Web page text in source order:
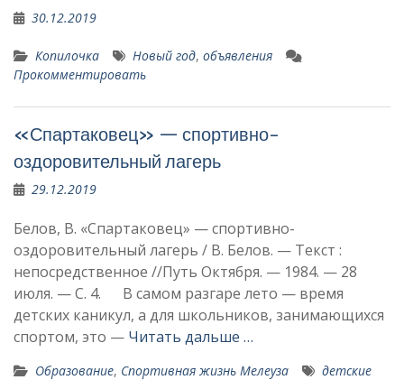
30.12.2019
Копилочка Новый год, объявления
Прокомментировать
«Спартаковец» — спортивно-
оздоровительный лагерь
29.12.2019
Белов, В. «Спартаковец» — спортивно-
оздоровительный лагерь / В. Белов. — Текст :
непосредственное //Путь Октября. — 1984. — 28
июля. — С. 4. В самом разгаре лето — время
детских каникул, а для школьников, занимающихся
спортом, это — Читать дальше …
Образование, Спортивная жизнь Мелеуза
детские